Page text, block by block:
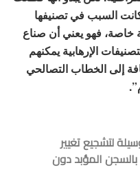
السبب في تصنيفها
خاصة، فهو يعني أن صناع
الإرهابية يمكنهم
إلى الخطاب التصالحي
لتشجيع تغيير
المؤبد دون